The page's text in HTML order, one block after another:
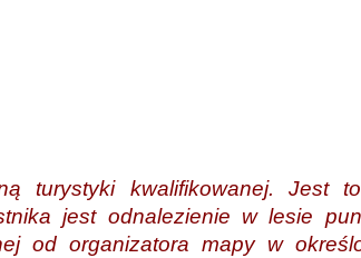
turystyki kwalifikowanej. Jest
jest odnalezienie w lesie
od organizatora mapy w